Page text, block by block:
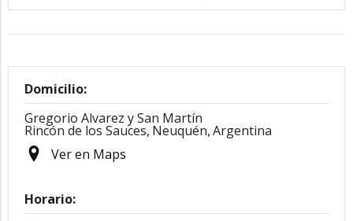
Domicilio:
Gregorio Alvarez y San Martín
Rincón de los Sauces, Neuquén,Argentina
Ver en Maps
Horario: